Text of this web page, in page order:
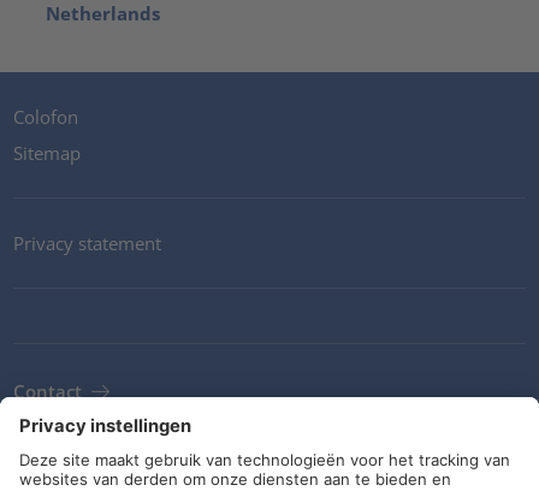
Netherlands
Colofon
Sitemap
Privacy statement
Contact
Newsletter